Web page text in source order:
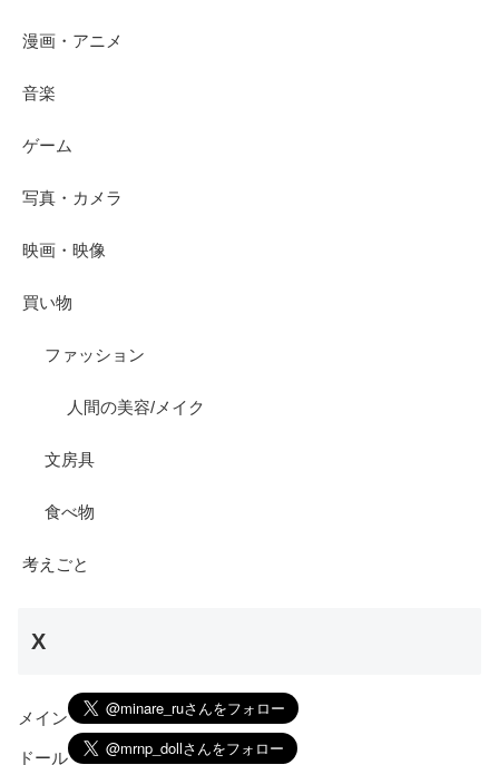
漫画・アニメ
音楽
ゲーム
写真・カメラ
映画・映像
買い物
ファッション
人間の美容/メイク
文房具
食べ物
考えごと
X
メイン
ドール